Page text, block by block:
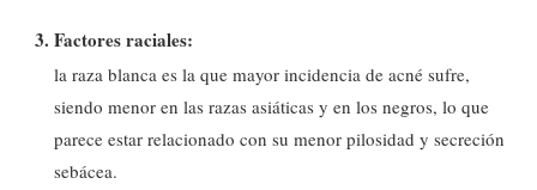
Factores raciales:
la raza blanca es la que mayor incidencia de acné sufre,
siendo menor en las razas asiáticas y en los negros, lo que
parece estar relacionado con su menor pilosidad y secreción
sebácea.